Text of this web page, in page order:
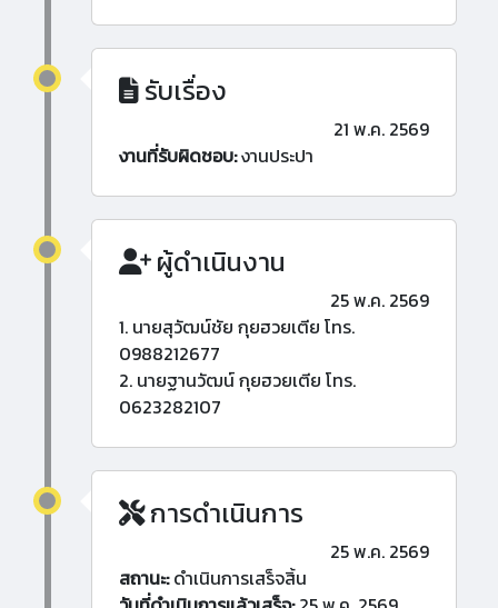
รับเรื่อง
21 พ.ค. 2569
งานที่รับผิดชอบ:งานประปา
ผู้ดำเนินงาน
25 พ.ค. 2569
1. นายสุวัฒน์ชัย กุยฮวยเตีย โทร.
0988212677
2. นายฐานวัฒน์ กุยฮวยเตีย โทร.
0623282107
การดำเนินการ
25 พ.ค. 2569
สถานะ:ดำเนินการเสร็จสิ้น